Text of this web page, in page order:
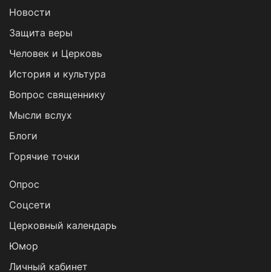
Новости
Защита веры
Человек и Церковь
История и культура
Вопрос священнику
Мысли вслух
Блоги
Горячие точки
Опрос
Cоцсети
Церковный календарь
Юмор
Личный кабинет